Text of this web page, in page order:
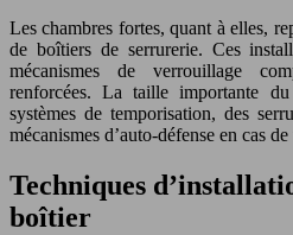
Les chambres fortes, quant à elles,
de boîtiers de serrurerie. Ces
mécanismes de verrouillage
renforcées. La taille importante
systèmes de temporisation, des
mécanismes d’auto-défense en cas
Techniques
boîtier